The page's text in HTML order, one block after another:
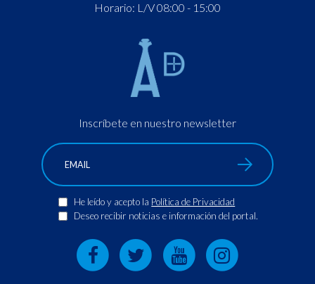
Horario: L/V 08:00 - 15:00
Inscríbete en nuestro newsletter
He leído y acepto la Política de Privacidad
Deseo recibir noticias e información del portal.